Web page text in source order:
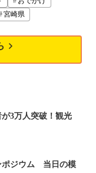
宮崎県
3万人突破！観光
ポジウム 当日の模